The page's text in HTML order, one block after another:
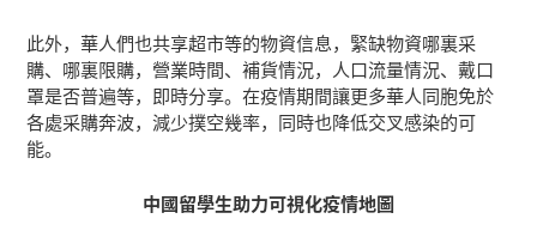
此外，華人們也共享超市等的物資信息，緊缺物資哪裏采
購、哪裏限購，營業時間、補貨情況，人口流量情況、戴口
罩是否普遍等，即時分享。在疫情期間讓更多華人同胞免於
各處采購奔波，減少撲空幾率，同時也降低交叉感染的可
能。
中國留學生助力可視化疫情地圖